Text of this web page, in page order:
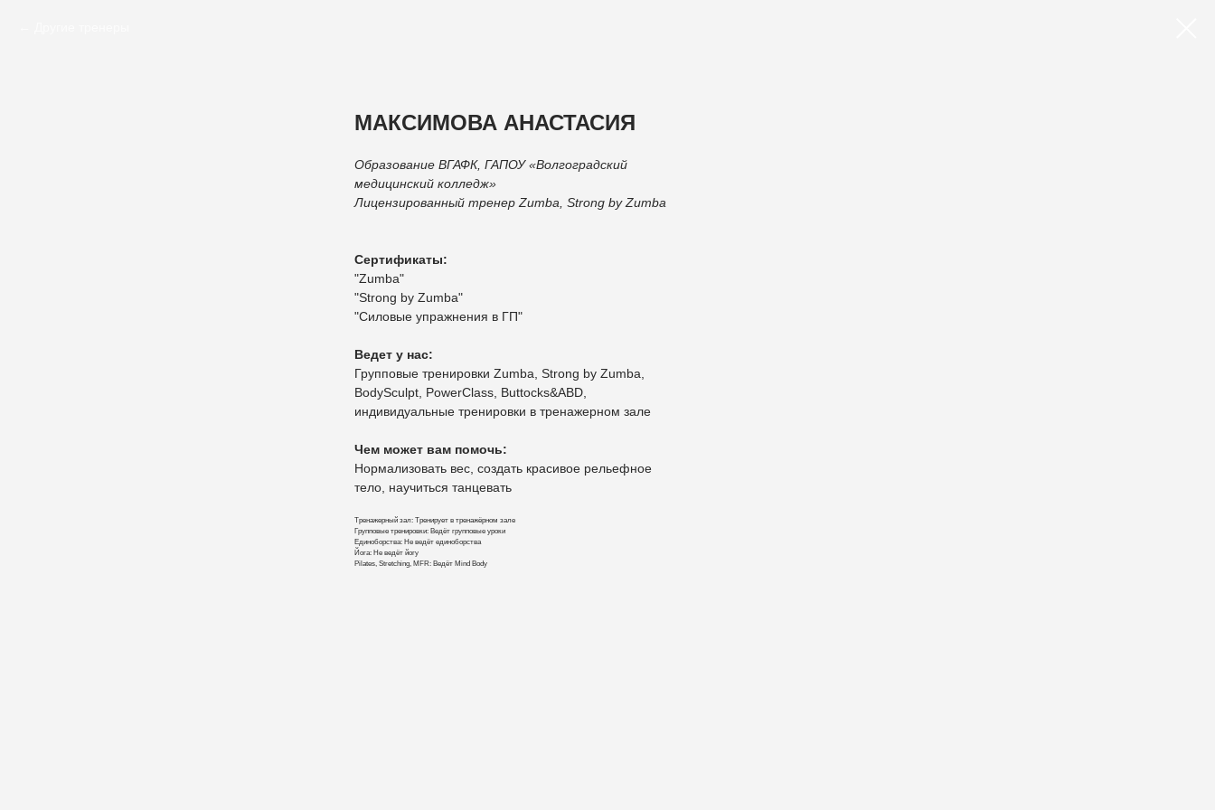
МАКСИМОВА АНАСТАСИЯ
Образование ВГАФК, ГАПОУ «Волгоградский
медицинский колледж»
Лицензированный тренер Zumba, Strong by Zumba
Сертификаты:
"Zumba"
"Strong by Zumba"
"Силовые упражнения в ГП"
Ведет у нас:
Групповые тренировки Zumba, Strong by Zumba,
BodySculpt, PowerClass, Buttocks&ABD,
индивидуальные тренировки в тренажерном зале
Чем может вам помочь:
Нормализовать вес, создать красивое рельефное
тело, научиться танцевать
Тренажерный зал: Тренирует в тренажёрном зале
Групповые тренировки: Ведёт групповые уроки
Единоборства: Не ведёт единоборства
Йога: Не ведёт йогу
Pilates, Stretching, MFR: Ведёт Mind Body